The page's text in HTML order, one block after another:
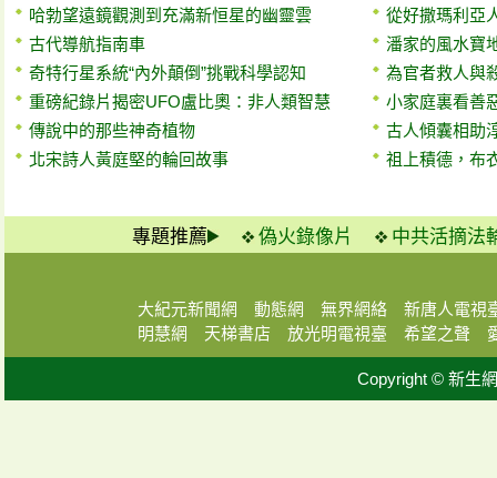
哈勃望遠鏡觀測到充滿新恒星的幽靈雲
古代導航指南車
奇特行星系統“內外顛倒”挑戰科學認知
重磅紀錄片揭密UFO盧比奧：非人類智慧
傳說中的那些神奇植物
北宋詩人黃庭堅的輪回故事
從好撒瑪利亞
潘家的風水寶
為官者救人與
小家庭裏看善
古人傾囊相助
祖上積德，布
專題推薦 偽火錄像片 中共活摘法
大紀元新聞網 動態網 無界網絡
新唐人電視
明慧網
天梯書店 放光明電視臺 希望之聲
Copyright © 新生